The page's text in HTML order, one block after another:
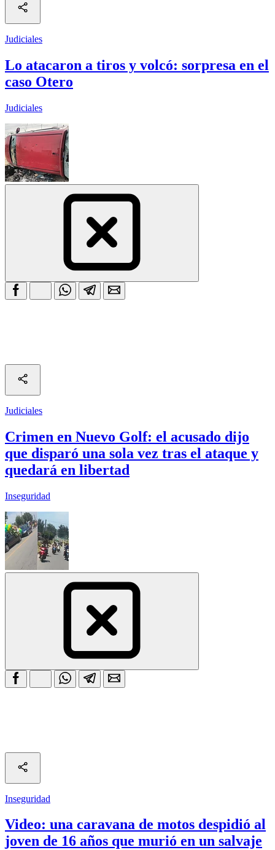
Judiciales
Lo atacaron a tiros y volcó: sorpresa en el
caso Otero
Judiciales
Judiciales
Crimen en Nuevo Golf: el acusado dijo
que disparó una sola vez tras el ataque y
quedará en libertad
Inseguridad
Inseguridad
Video: una caravana de motos despidió al
joven de 16 años que murió en un salvaje